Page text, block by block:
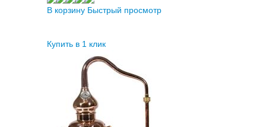
В корзину Быстрый просмотр
Купить в 1 клик